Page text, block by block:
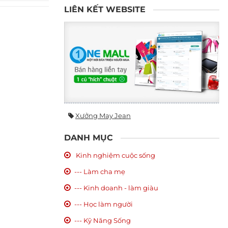
LIÊN KẾT WEBSITE
Xưởng May Jean
DANH MỤC
Kinh nghiệm cuộc sống
--- Làm cha mẹ
--- Kinh doanh - làm giàu
--- Học làm người
--- Kỹ Năng Sống